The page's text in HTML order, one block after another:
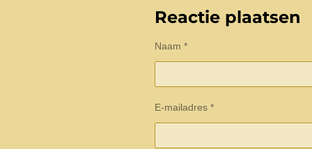
e
n
r
e
Reactie plaatsen
Naam *
E-mailadres *